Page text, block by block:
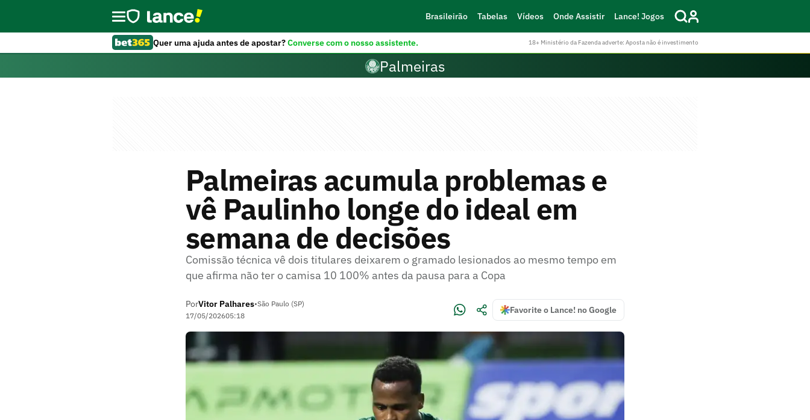
Brasileirão Tabelas Vídeos Onde Assistir Lance! Jogos
Quer uma ajuda antes de apostar?Converse com o nosso assistente. 18+ Ministério da Fazenda adverte: Aposta não é investimento
Palmeiras
Palmeiras acumula problemas e
vê Paulinho longe do ideal em
semana de decisões
Comissão técnica vê dois titulares deixarem o gramado lesionados ao mesmo tempo em
que afirma não ter o camisa 10 100% antes da pausa para a Copa
PorVitor Palhares•São Paulo (SP)
17/05/202605:18
Favorite o Lance! no Google